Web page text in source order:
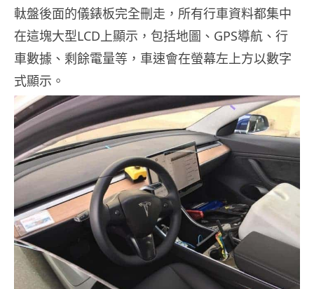
軚盤後面的儀錶板完全刪走，所有行車資料都集中
在這塊大型LCD上顯示，包括地圖、GPS導航、行
車數據、剩餘電量等，車速會在螢幕左上方以數字
式顯示。